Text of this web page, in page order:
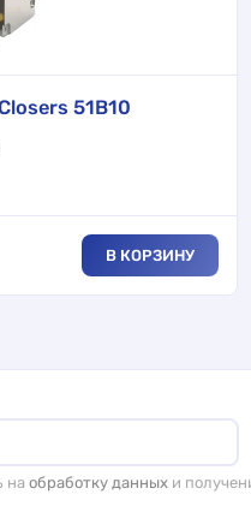
51B10
В КОРЗИНУ
на обработку данных и